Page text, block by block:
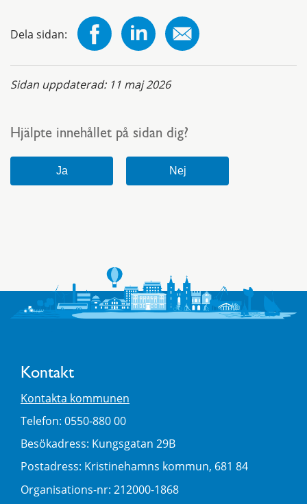
Dela sidan:
Sidan uppdaterad: 11 maj 2026
Hjälpte innehållet på sidan dig?
Kontakt
Kontakta kommunen
Telefon: 0550-880 00
Besökadress: Kungsgatan 29B
Postadress: Kristinehamns kommun, 681 84
Organisations-nr: 212000-1868